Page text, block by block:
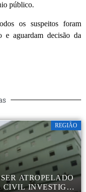
público.
os suspeitos foram
e aguardam decisão da
REGIÃO
ATROPELADO
CIVIL INVESTIGA